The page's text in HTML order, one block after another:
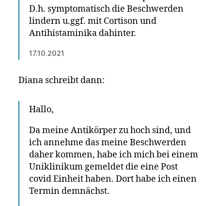
D.h. symptomatisch die Beschwerden
lindern u.ggf. mit Cortison und
Antihistaminika dahinter.
17.10.2021
Diana schreibt dann:
Hallo,
Da meine Antikörper zu hoch sind, und
ich annehme das meine Beschwerden
daher kommen, habe ich mich bei einem
Uniklinikum gemeldet die eine Post
covid Einheit haben. Dort habe ich einen
Termin demnächst.